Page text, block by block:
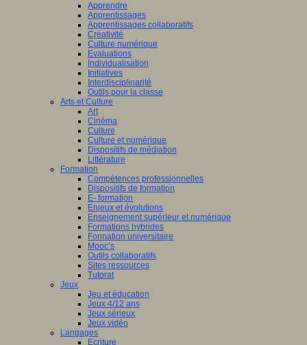
Apprendre
Apprentissages
Apprentissages collaboratifs
Créativité
Culture numérique
Evaluations
Individualisation
Initiatives
Interdisciplinarité
Outils pour la classe
Arts et Culture
Art
Cinéma
Culture
Culture et numérique
Dispositifs de médiation
Littérature
Formation
Compétences professionnelles
Dispositifs de formation
E- formation
Enjeux et évolutions
Enseignement supérieur et numérique
Formations hybrides
Formation universitaire
Mooc’s
Outils collaboratifs
Sites ressources
Tutorat
Jeux
Jeu et éducation
Jeux 4/12 ans
Jeux sérieux
Jeux vidéo
Langages
Ecriture